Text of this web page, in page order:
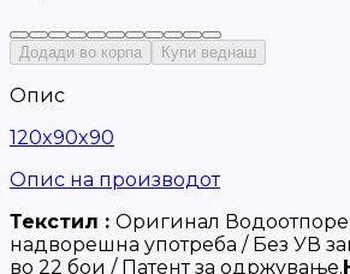
Додади во корпа Купи веднаш
Опис
120x90x90
Опис на производот
Текстил : Оригинал
надворешна употреба / Без УВ
во 22 бои / Патент за одржување.